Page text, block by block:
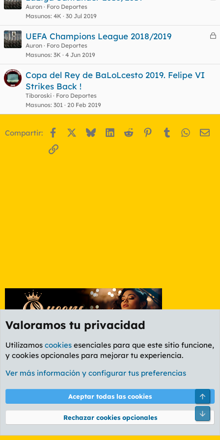
r
a
Auron
Foro Deportes
Masunos 4K 30 Jul 2019
C
r
UEFA Champions League 2018/2019
Auron
Foro Deportes
Masunos 3K 4 Jun 2019
Copa del Rey de BaLoLcesto 2019. Felipe VI
Strikes Back !
Tiboroski
Foro Deportes
Masunos 301 20 Feb 2019
Compartir: Facebook BlueskyLinkedIn
Reddit Pinterest
Tumblr
Enlace
Foro Deportes
Cookies
PL OLDSTYLE AMARILLO
Términos y reglas Política de privacidad Ayuda
Community platform by XenForo® © 2010-2026 XenForo Ltd.
Valoramos tu privacidad
Utilizamos cookies esenciales para que este sitio funcione,
y cookies opcionales para mejorar tu experiencia.
Ver más información y configurar tus preferencias
Aceptar todas las cookies
Rechazar cookies opcionales
Pie